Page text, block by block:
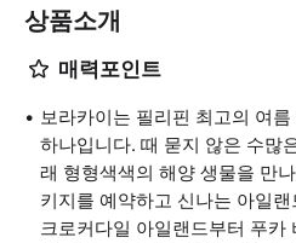
상품소개
매력포인트
보라카이는 필리핀 최고의 여
하나입니다. 때 묻지 않은 수많
래 형형색색의 해양 생물을 만
키지를 예약하고 신나는 아일
크로커다일 아일랜드부터 푸카